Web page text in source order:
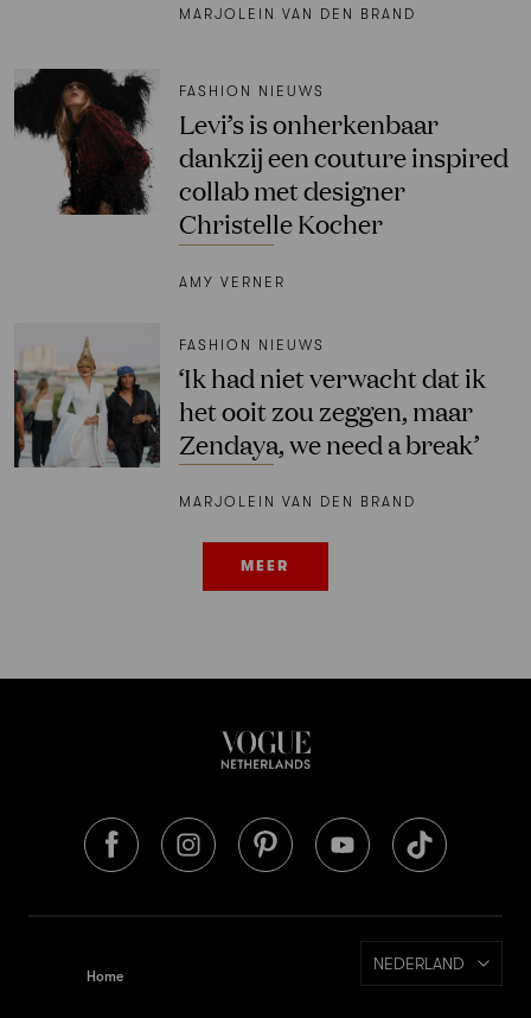
MARJOLEIN VAN DEN BRAND
FASHION NIEUWS
Levi’s is onherkenbaar
dankzij een couture inspired
collab met designer
Christelle Kocher
AMY VERNER
FASHION NIEUWS
‘Ik had niet verwacht dat ik
het ooit zou zeggen, maar
Zendaya, we need a break’
MARJOLEIN VAN DEN BRAND
MEER
Home
NEDERLAND